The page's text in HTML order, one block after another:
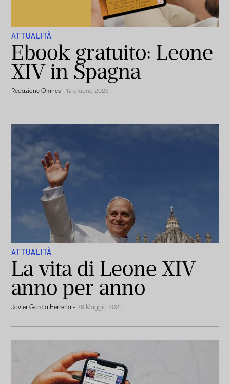
ATTUALITÀ
Ebook gratuito: Leone
XIV in Spagna
Redazione Omnes -12 giugno 2026
ATTUALITÀ
La vita di Leone XIV
anno per anno
Javier García Herrería -28 Maggio 2025